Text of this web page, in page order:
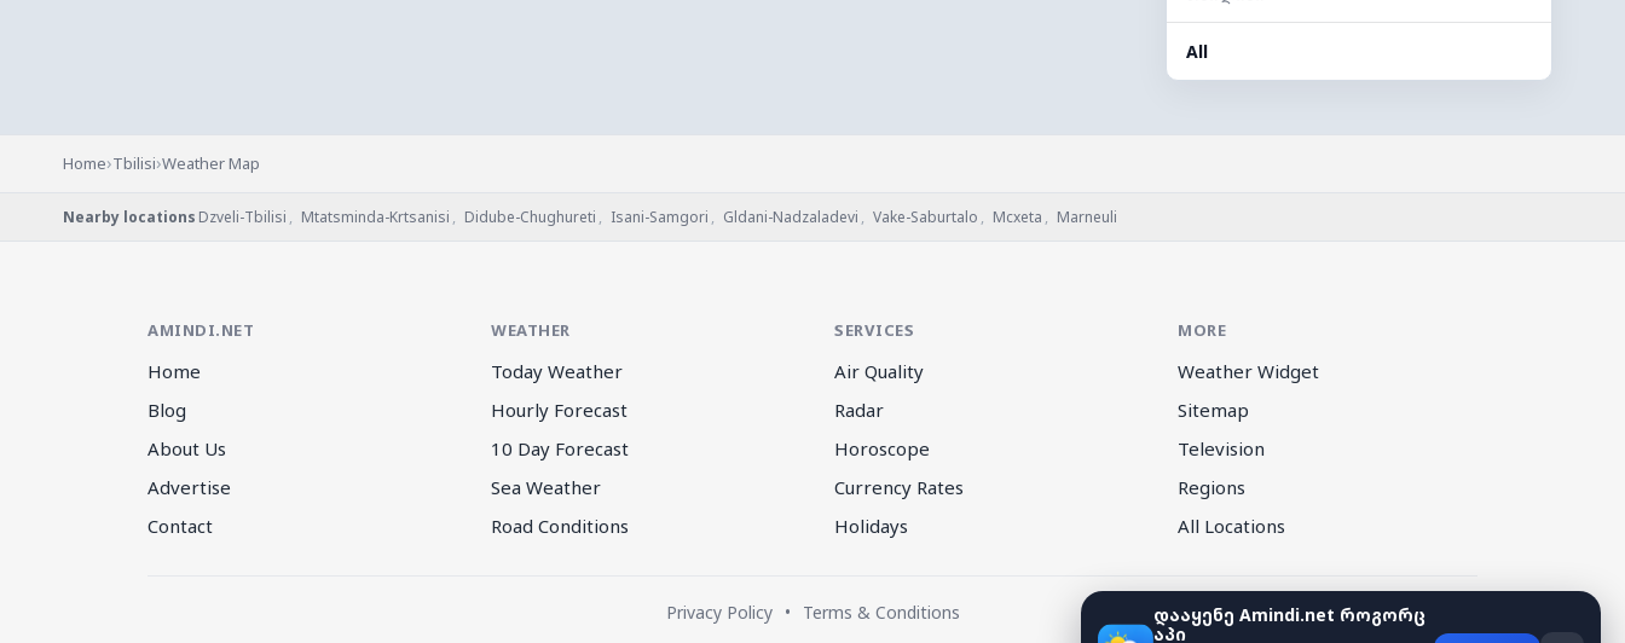
All
Home›Tbilisi›Weather Map
Nearby locations Dzveli-Tbilisi , Mtatsminda-Krtsanisi , Didube-Chughureti , Isani-Samgori , Gldani-Nadzaladevi , Vake-Saburtalo , Mcxeta , Marneuli
AMINDI.NET
Home
Blog
About Us
Advertise
Contact
WEATHER
Today Weather
Hourly Forecast
10 Day Forecast
Sea Weather
Road Conditions
SERVICES
Air Quality
Radar
Horoscope
Currency Rates
Holidays
MORE
Weather Widget
Sitemap
Television
Regions
All Locations
Privacy Policy • Terms & Conditions
დააყენე Amindi.net როგორც
აპი